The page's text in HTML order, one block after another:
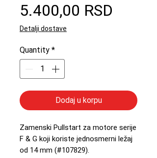
5.400,00 RSD
Detalji dostave
Quantity *
Dodaj u korpu
Zamenski Pullstart za motore serije
F & G koji koriste jednosmerni ležaj
od 14 mm (#107829).